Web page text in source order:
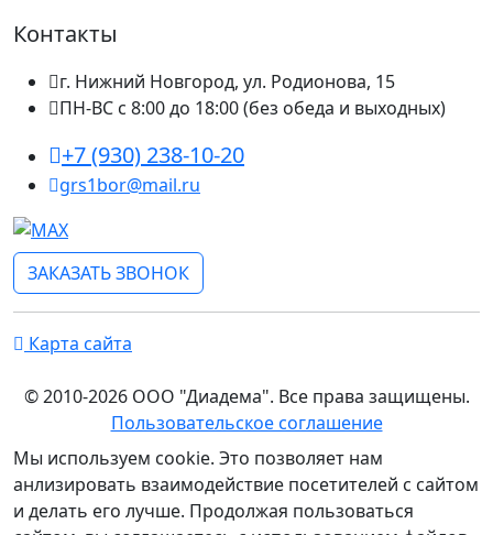
Контакты
г. Нижний Новгород, ул. Родионова, 15
ПН-ВС с 8:00 до 18:00 (без обеда и выходных)
+7 (930) 238-10-20
grs1bor@mail.ru
ЗАКАЗАТЬ ЗВОНОК
Карта сайта
© 2010-2026 ООО "Диадема". Все права защищены.
Пользовательское соглашение
Мы используем cookie. Это позволяет нам
анлизировать взаимодействие посетителей с сайтом
и делать его лучше. Продолжая пользоваться